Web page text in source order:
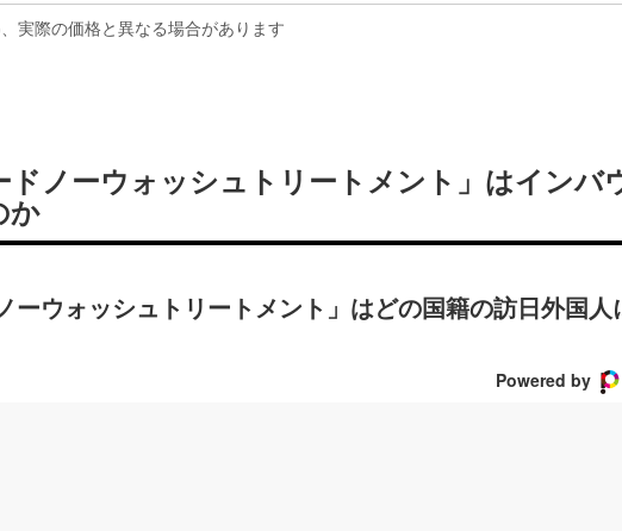
実際の価格と異なる場合があります
ドノーウォッシュトリートメント」はインバ
か
ーウォッシュトリートメント」はどの国籍の訪日外国人
Powered by